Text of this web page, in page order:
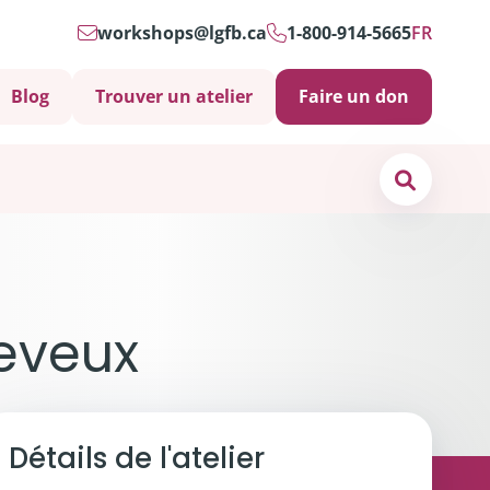
workshops@lgfb.ca 1-800-914-5665FR
Blog Trouver un atelier Faire un don
soins psychosociaux sont-ils importants?
et soutiens
Détails de l'atelier